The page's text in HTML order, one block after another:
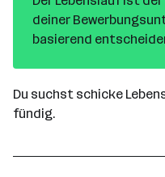
deiner
basierend
Lebenslauf dazu
Kompetenzen gezielt
aufgebaut ist –
Du suchst schicke
fündig.